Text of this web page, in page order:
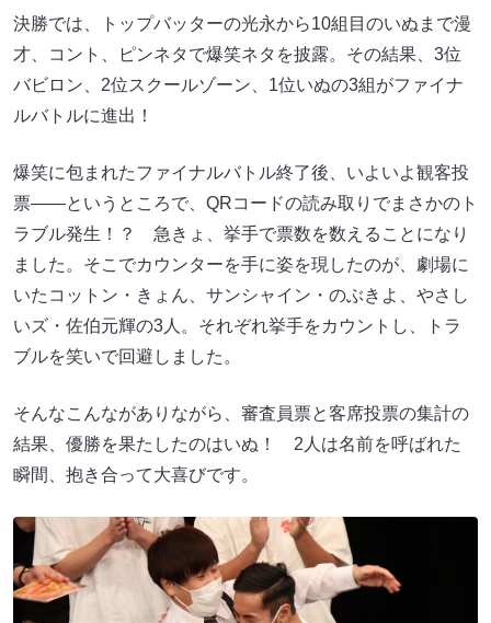
決勝では、トップバッターの光永から10組目のいぬまで漫
才、コント、ピンネタで爆笑ネタを披露。その結果、3位
バビロン、2位スクールゾーン、1位いぬの3組がファイナ
ルバトルに進出！
爆笑に包まれたファイナルバトル終了後、いよいよ観客投
票――というところで、QRコードの読み取りでまさかのト
ラブル発生！？ 急きょ、挙手で票数を数えることになり
ました。そこでカウンターを手に​​姿を現したのが、劇場に
いたコットン・きょん、サンシャイン・のぶきよ、​​やさし
いズ・佐伯元輝​​の3人。それぞれ挙手をカウントし、トラ
ブルを笑いで回避しました。
そんなこんながありながら、審査員票と客席投票の集計の
結果、優勝を果たしたのはいぬ！ 2人は名前を呼ばれた
瞬間、抱き合って大喜びです。